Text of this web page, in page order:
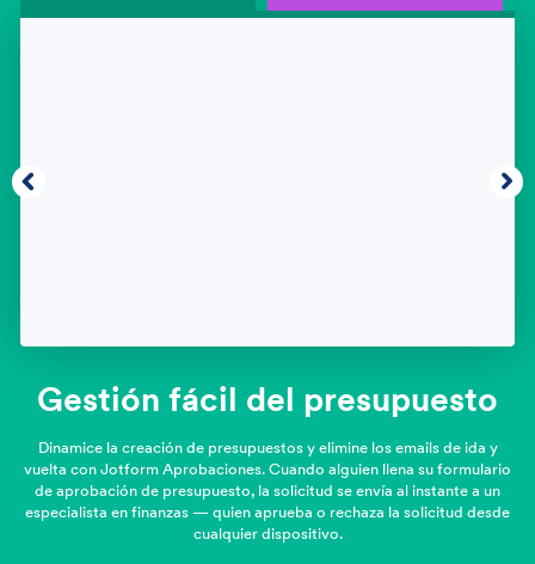
Gestión fácil del presupuesto
Dinamice la creación de presupuestos y elimine los emails de ida y
vuelta con Jotform Aprobaciones. Cuando alguien llena su formulario
de aprobación de presupuesto, la solicitud se envía al instante a un
especialista en finanzas — quien aprueba o rechaza la solicitud desde
cualquier dispositivo.